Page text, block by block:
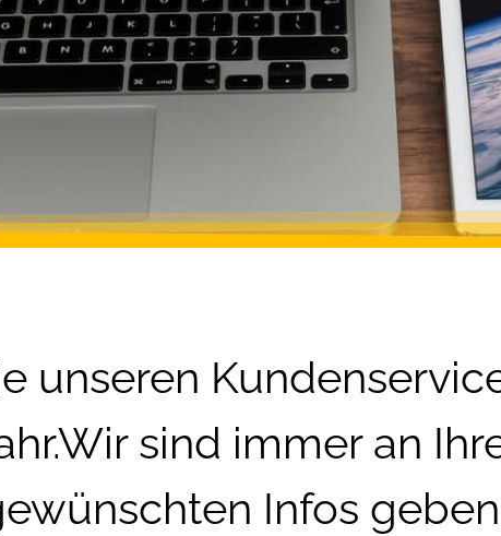
unseren
sind immer an
Infos